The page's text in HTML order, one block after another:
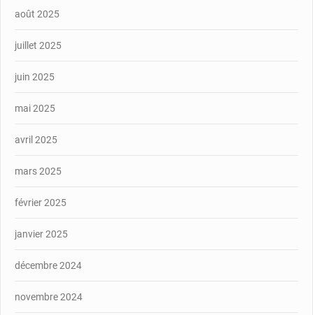
août 2025
juillet 2025
juin 2025
mai 2025
avril 2025
mars 2025
février 2025
janvier 2025
décembre 2024
novembre 2024